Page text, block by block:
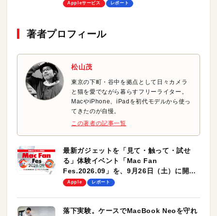
Z」
Appleサービス レポート
著者プロフィール
松山茂
東京の下町・谷中を拠点として日々カメラ
と猫を愛でながら暮らすフリーライター。
MacやiPhone、iPadを初代モデルから使っ
てきたのが自慢。
この著者の記事一覧
最新ガジェットを「見て・触って・試せ
る」体験イベント「Mac Fan
Fes.2026.09」を、9月26日（土）に開催
します！
Apple レポート
落下実験。ケースでMacBook Neoを守れ